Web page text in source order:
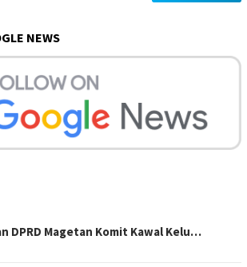
NEWS
DPRD Magetan Komit Kawal Kelu…